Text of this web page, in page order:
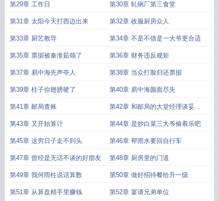
第29章 工作日 第30章 轧钢厂第三食堂
第31章 太阳今天打西边出来 第32章 收服厨房众人
第33章 厨艺教导 第34章 不是不借是一大爷更合适
第35章 票据被秦淮茹领了 第36章 财务违反规矩
第37章 易中海先声夺人 第38章 当众打脸归还票据
第39章 柱子你翅膀硬了 第40章 易中海颜面尽失
第41章 邮局查账 第42章 和邮局的大堂经理谈妥赔
偿
第43章 又开始算计 第44章 是炒白菜三大爷偷着乐吧
第45章 这穷日子走不到头 第46章 帮雨水要回自行车
第47章 曾经是无话不谈的好朋友 第48章 厨房里的门道
第49章 我何雨柱说话算数 第50章 做好招待餐给升一级
第51章 从算盘精手里赚钱 第52章 宴请兄弟单位